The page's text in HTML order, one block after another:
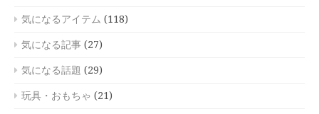
気になるアイテム (118)
気になる記事 (27)
気になる話題 (29)
玩具・おもちゃ (21)